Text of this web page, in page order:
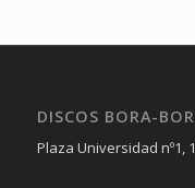
DISCOS BORA-
Plaza Universidad nº1,